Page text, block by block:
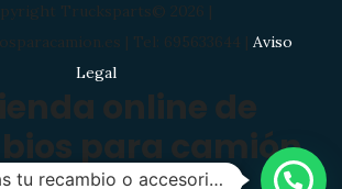
Trucksparts© 2026 |
| Tel: 695633644 | Aviso
Legal
online de
para camión
¿No encuentras tu recambio o accesorio?